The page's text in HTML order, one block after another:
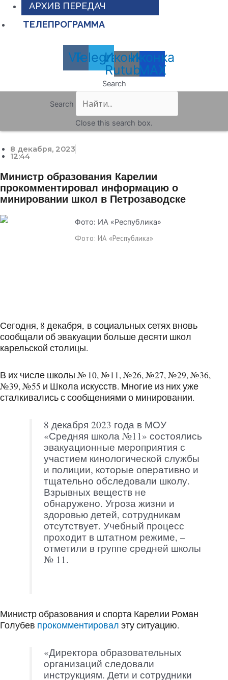
АРХИВ ПЕРЕДАЧ
ТЕЛЕПРОГРАММА
Vk
Telegram
Иконка
Rutube
Иконка
MAX
Search
Search
Close this search box.
8 декабря, 2023
12:44
Министр образования Карелии
прокомментировал информацию о
минировании школ в Петрозаводске
Фото: ИА «Республика»
Сегодня, 8 декабря, в социальных сетях вновь
сообщали об эвакуации больше десяти школ
карельской столицы.
В их числе школы № 10, №11, №26, №27, №29, №36,
№39, №55 и Школа искусств. Многие из них уже
сталкивались с сообщениями о минировании.
8 декабря 2023 года в МОУ
«Средняя школа №11» состоялись
эвакуационные мероприятия с
участием кинологической службы
и полиции, которые оперативно и
тщательно обследовали школу.
Взрывных веществ не
обнаружено. Угроза жизни и
здоровью детей, сотрудникам
отсутствует. Учебный процесс
проходит в штатном режиме, –
отметили в группе средней школы
№ 11.
Министр образования и спорта Карелии Роман
Голубев прокомментировал эту ситуацию.
«Директора образовательных
организаций следовали
инструкциям. Дети и сотрудники